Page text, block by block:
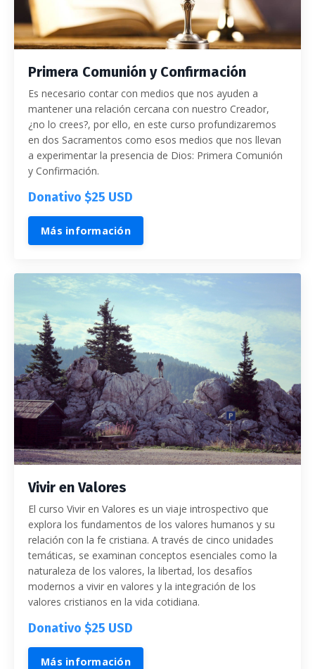
Primera Comunión y Confirmación
Es necesario contar con medios que nos ayuden a
mantener una relación cercana con nuestro Creador,
¿no lo crees?, por ello, en este curso profundizaremos
en dos Sacramentos como esos medios que nos llevan
a experimentar la presencia de Dios: Primera Comunión
y Confirmación.
Donativo $25 USD
Más información
Vivir en Valores
El curso Vivir en Valores es un viaje introspectivo que
explora los fundamentos de los valores humanos y su
relación con la fe cristiana. A través de cinco unidades
temáticas, se examinan conceptos esenciales como la
naturaleza de los valores, la libertad, los desafíos
modernos a vivir en valores y la integración de los
valores cristianos en la vida cotidiana.
Donativo $25 USD
Más información